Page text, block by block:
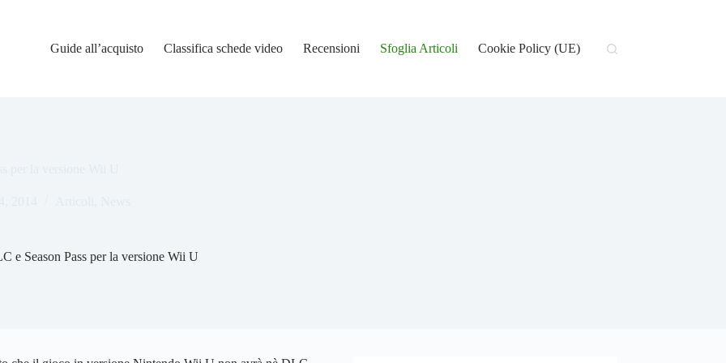
Guide all’acquisto
Classifica schede video Recensioni Sfoglia Articoli Cookie Policy (UE)
e Season Pass per la versione Wii U